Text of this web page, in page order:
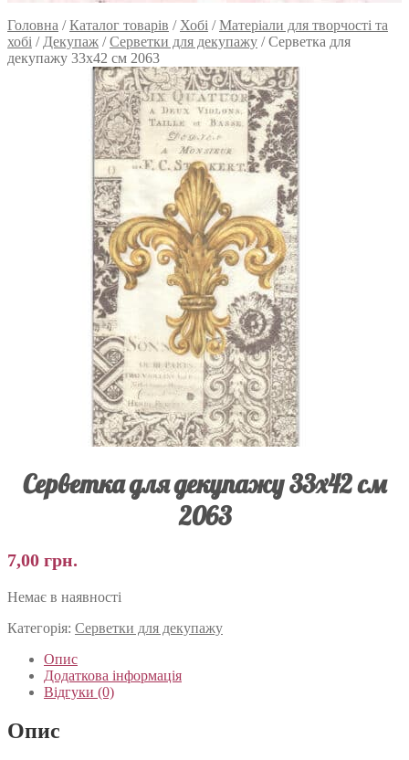
Головна /Каталог товарів / Хобі /Матеріали для творчості та
хобі / Декупаж /Серветки для декупажу /Серветка для
декупажу 33х42 см 2063
Серветка для декупажу 33х42 см
2063
7,00 грн.
Немає в наявності
Категорія: Серветки для декупажу
Опис
Додаткова інформація
Відгуки (0)
Опис